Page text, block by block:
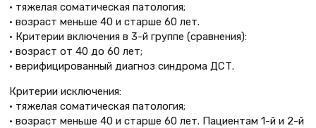
• тяжелая соматическая патология;
• возраст меньше 40 и старше 60 лет.
• Критерии включения в 3-й группе (сравнения):
• возраст от 40 до 60 лет;
• верифицированный диагноз синдрома ДСТ.
Критерии исключения:
• тяжелая соматическая патология;
• возраст меньше 40 и старше 60 лет. Пациентам 1-й и 2-й